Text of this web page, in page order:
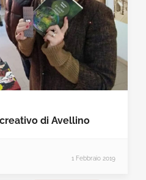
di Avellino
1 Febbraio 2019